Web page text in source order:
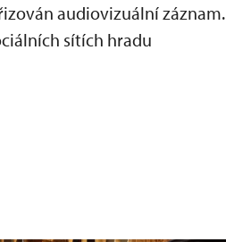
audiovizuální záznam.
sítích hradu